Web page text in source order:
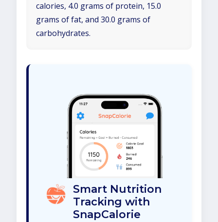
calories, 4.0 grams of protein, 15.0
grams of fat, and 30.0 grams of
carbohydrates.
Smart Nutrition
Tracking with
SnapCalorie